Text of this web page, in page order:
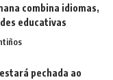
combina idiomas,
educativas
pechada ao